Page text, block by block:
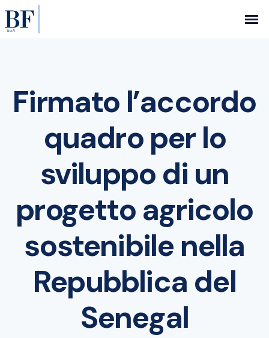
Firmato l’accordo
quadro per lo
sviluppo di un
progetto agricolo
sostenibile nella
Repubblica del
Senegal